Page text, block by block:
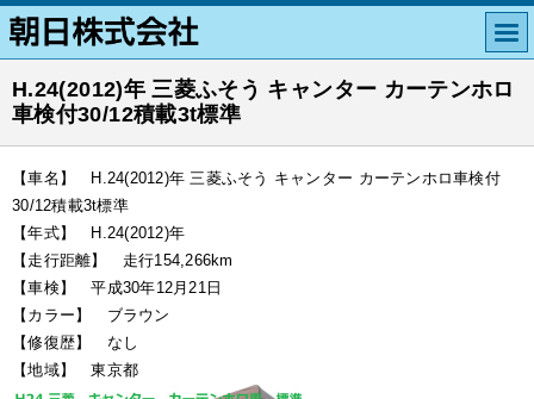
H.24(2012)年 三菱ふそう キャンター カーテンホロ
車検付30/12積載3t標準
【車名】 H.24(2012)年 三菱ふそう キャンター カーテンホロ車検付
30/12積載3t標準
【年式】 H.24(2012)年
【走行距離】 走行154,266km
【車検】 平成30年12月21日
【カラー】 ブラウン
【修復歴】 なし
【地域】 東京都